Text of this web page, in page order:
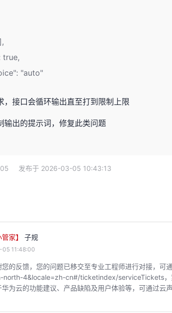
"auto"
，接口会循环输出直至打到限制上限
输出的提示词，修复此类问题
发布于 2026-03-05 10:43:13
管家】 子规
11:48:00
您的反馈，您的问题已移交至专业工程师进行对接，
north-4&locale=zh-cn#/ticketindex/serviceTickets，
华为云的功能建议、产品缺陷及用户体验等，可通过云